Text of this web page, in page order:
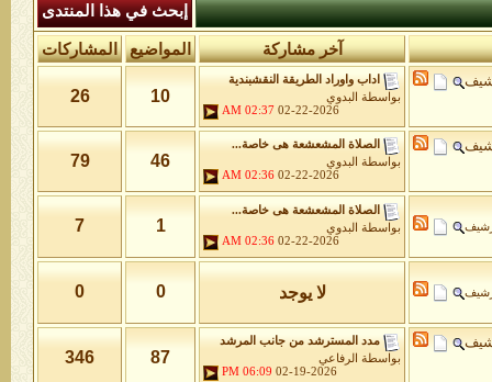
إبحث في هذا المنتدى
آخر مشاركة المواضيع المشاركات
اداب واوراد الطريقة النقشبندية
بواسطة
البدوي
02-22-2026
02:37 AM
10
26
الصلاة المشعشعة هى خاصة...
بواسطة
البدوي
02-22-2026
02:36 AM
46
79
الصلاة المشعشعة هى خاصة...
بواسطة
البدوي
02-22-2026
02:36 AM
1
7
لا يوجد 0
0
مدد المسترشد من جانب المرشد
بواسطة
الرفاعي
02-19-2026
06:09 PM
87
346